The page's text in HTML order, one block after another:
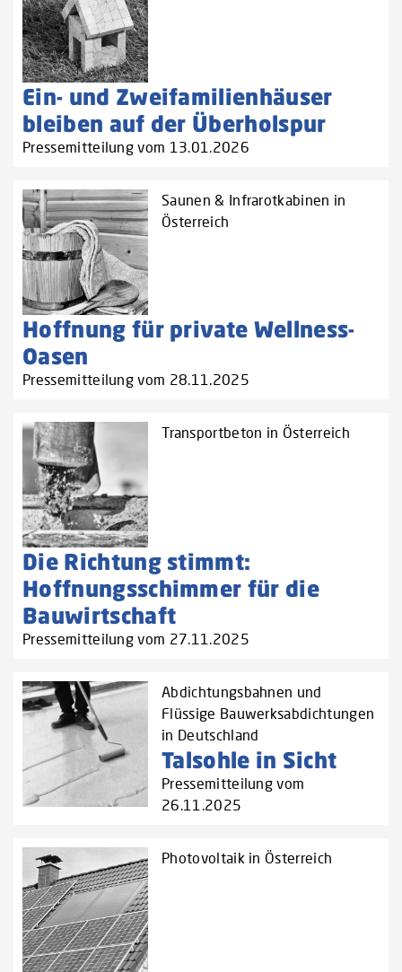
Ein- und Zweifamilienhäuser
bleiben auf der Überholspur
Pressemitteilung vom 13.01.2026
Saunen & Infrarotkabinen in
Österreich
Hoffnung für private Wellness-
Oasen
Pressemitteilung vom 28.11.2025
Transportbeton in Österreich
Die Richtung stimmt:
Hoffnungsschimmer für die
Bauwirtschaft
Pressemitteilung vom 27.11.2025
Abdichtungsbahnen und
Flüssige Bauwerksabdichtungen
in Deutschland
Talsohle in Sicht
Pressemitteilung vom
26.11.2025
Photovoltaik in Österreich